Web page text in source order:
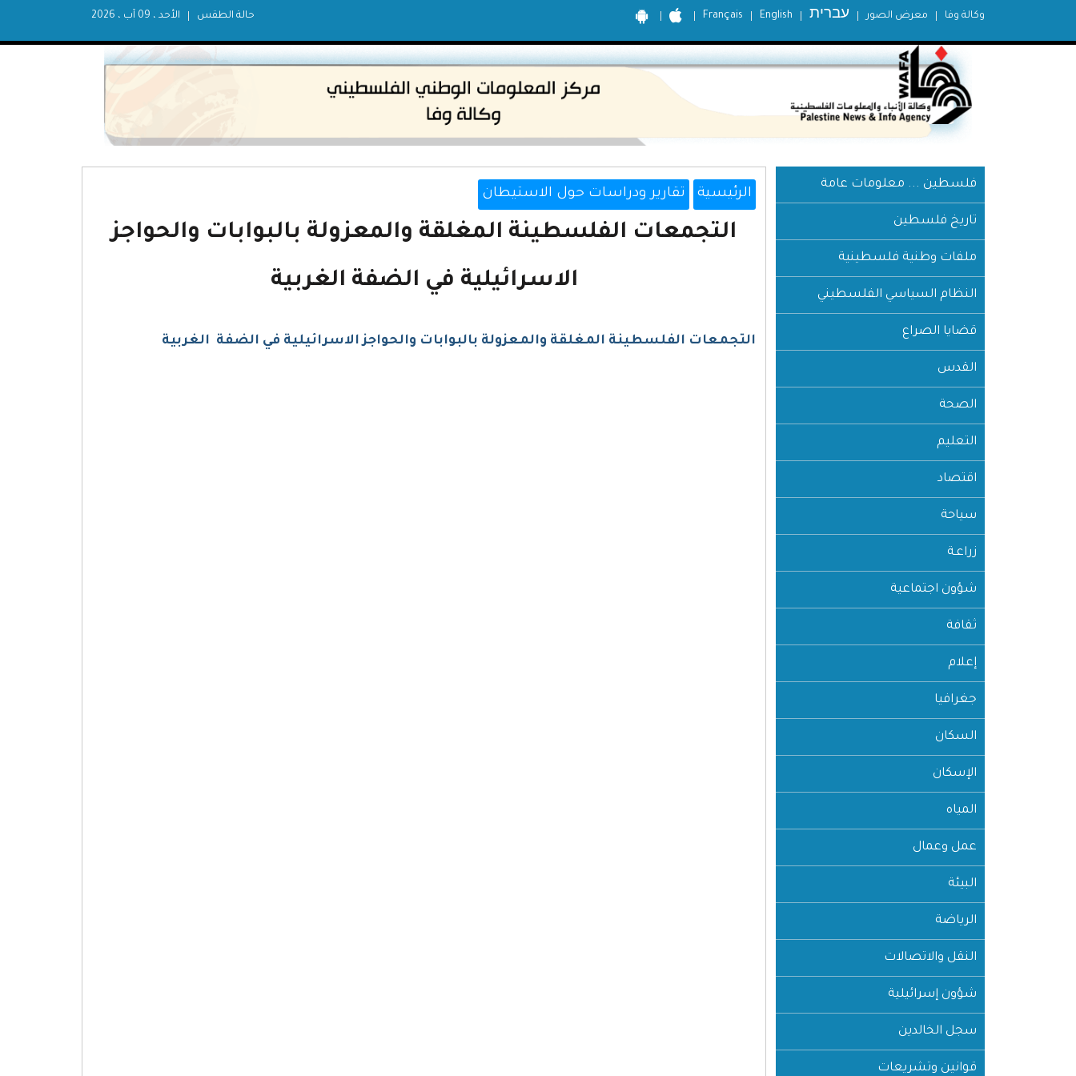
Français English עברית معرض الصور وكالة وفا الأحد ، 09 آب ، 2026 حالة الطقس
فلسطين ... معلومات عامة
تاريخ فلسطين
ملفات وطنية فلسطينية
النظام السياسي الفلسطيني
قضايا الصراع
القدس
الصحة
التعليم
اقتصاد
سياحة
زراعـة
شؤون اجتماعية
ثقافة
إعلام
جغرافيا
السكان
الإسكان
المياه
عمل وعمال
البيئة
الرياضة
النقل والاتصالات
شؤون إسرائيلية
سجل الخالدين
قوانين وتشريعات
الرئيسية تقارير ودراسات حول الاستيطان
التجمعات الفلسطينة المغلقة والمعزولة بالبوابات والحواجز
الاسرائيلية في الضفة الغربية
التجمعات الفلسطينة المغلقة والمعزولة بالبوابات والحواجز الاسرائيلية في الضفة الغربية